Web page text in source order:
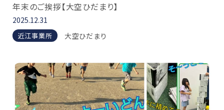
年末のご挨拶【大空ひだまり】
2025.12.31
近江事業所 大空ひだまり